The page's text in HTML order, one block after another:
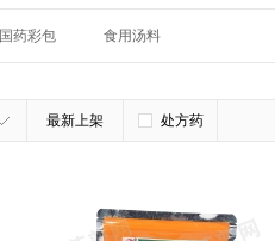
国药彩包 食用汤料
最新上架 处方药